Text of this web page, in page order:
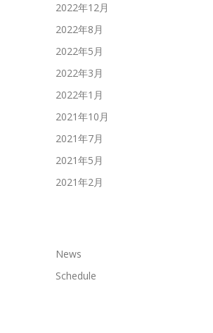
2022年12月
2022年8月
2022年5月
2022年3月
2022年1月
2021年10月
2021年7月
2021年5月
2021年2月
News
Schedule